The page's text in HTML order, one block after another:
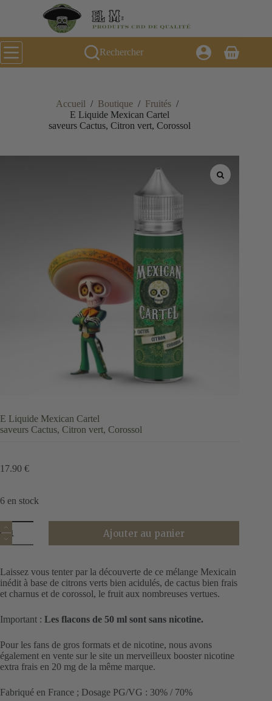
Rechercher
Panier
d’achat
Accueil / Boutique / Fruités /
E Liquide Mexican Cartel
saveurs Cactus, Citron vert, Corossol
E Liquide Mexican Cartel
saveurs Cactus, Citron vert, Corossol
17.90 €
6 en stock
quantité
de
E
Mexican
Cartelsaveurs
Cactus,
Citron
Corossol
Ajouter au panier
Laissez vous tenter par la découverte de ce mélange Mexicain
inédit à base de citrons verts bien acidulés, de cactus bien frais
et charnus et de corossol, le fruit aux nombreuses vertues.
Important : Les flacons de 50 ml sont sans nicotine.
Pour les fans de gros formats et de nicotine, nous avons
également en vente sur le site un merveilleux booster nicotine
extra frais en 20 mg de la même marque.
Fabriqué en France ; Dosage PG/VG : 30% / 70%